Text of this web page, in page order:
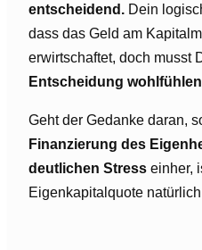
entscheidend. Dein
dass das Geld am
erwirtschaftet, doch musst
Entscheidung
Geht der Gedanke daran,
Finanzierung des
deutlichen Stress einher,
Eigenkapitalquote